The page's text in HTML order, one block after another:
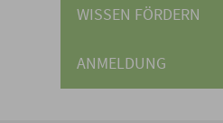
WISSEN FÖRDERN
ANMELDUNG